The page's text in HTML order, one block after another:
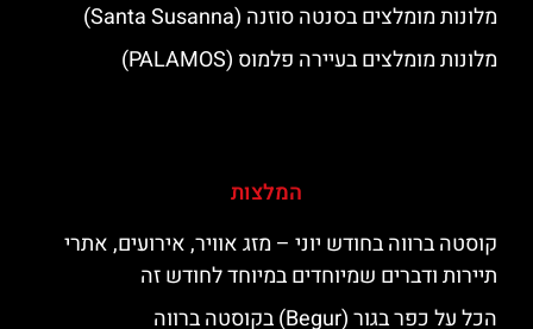
מלונות מומלצים בסנטה סוזנה (Santa Susanna)
מלונות מומלצים בעיירה פלמוס (PALAMOS)
המלצות
קוסטה ברווה בחודש יוני – מזג אוויר, אירועים, אתרי
תיירות ודברים שמיוחדים במיוחד לחודש זה
הכל על כפר בגור (Begur) בקוסטה ברווה